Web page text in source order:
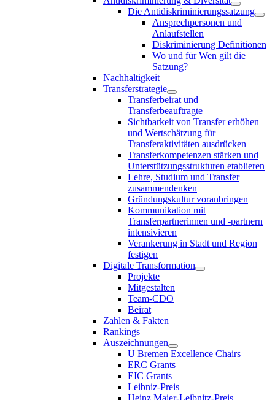
Die Antidiskriminierungssatzung
Ansprechpersonen und
Anlaufstellen
Diskriminierung Definitionen
Wo und für Wen gilt die
Satzung?
Nachhaltigkeit
Transferstrategie
Transferbeirat und
Transferbeauftragte
Sichtbarkeit von Transfer erhöhen
und Wertschätzung für
Transferaktivitäten ausdrücken
Transferkompetenzen stärken und
Unterstützungsstrukturen etablieren
Lehre, Studium und Transfer
zusammendenken
Gründungskultur voranbringen
Kommunikation mit
Transferpartnerinnen und -partnern
intensivieren
Verankerung in Stadt und Region
festigen
Digitale Transformation
Projekte
Mitgestalten
Team-CDO
Beirat
Zahlen & Fakten
Rankings
Auszeichnungen
U Bremen Excellence Chairs
ERC Grants
EIC Grants
Leibniz-Preis
Heinz Maier-Leibnitz-Preis